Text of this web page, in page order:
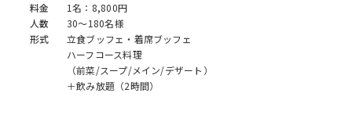
料金
1名：8,800円
人数
30～180名様
形式
立食ブッフェ・着席ブッフェ
ハーフコース料理
（前菜/スープ/メイン/デザート）
＋飲み放題（2時間）